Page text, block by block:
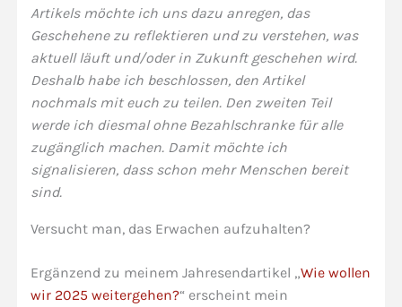
Artikels möchte ich uns dazu anregen, das
Geschehene zu reflektieren und zu verstehen, was
aktuell läuft und/oder in Zukunft geschehen wird.
Deshalb habe ich beschlossen, den Artikel
nochmals mit euch zu teilen. Den zweiten Teil
werde ich diesmal ohne Bezahlschranke für alle
zugänglich machen. Damit möchte ich
signalisieren, dass schon mehr Menschen bereit
sind.
Versucht man, das Erwachen aufzuhalten?
Ergänzend zu meinem Jahresendartikel „Wie wollen
wir 2025 weitergehen?“ erscheint mein